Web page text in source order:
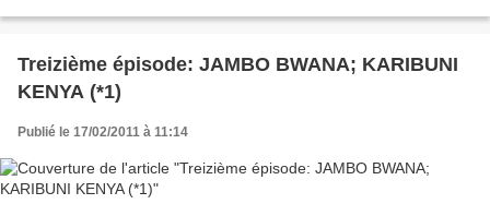
Treizième épisode: JAMBO BWANA; KARIBUNI
KENYA (*1)
Publié le 17/02/2011 à 11:14